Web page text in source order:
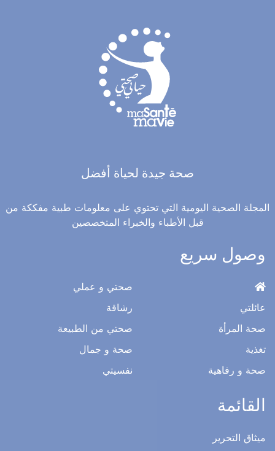
صحة جيدة لحياة أفضل
المجلة الصحية اليومية التي تحتوي على معلومات طبية مفككة من
قبل الأطباء والخبراء المتخصصين
وصول سريع
عائلتي
صحة المرأة
تغذية
صحة و رفاهية
صحتي و عملي
رشاقة
صحتي من الطبيعة
صحة و جمال
نفسيتي
القائمة
ميثاق التحرير